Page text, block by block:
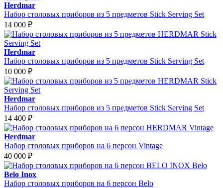
Herdmar
Набор столовых приборов из 5 предметов Stick Serving Set
14 000 ₽
Herdmar
Набор столовых приборов из 5 предметов Stick Serving Set
10 000 ₽
Herdmar
Набор столовых приборов из 5 предметов Stick Serving Set
14 400 ₽
Herdmar
Набор столовых приборов на 6 персон Vintage
40 000 ₽
Belo Inox
Набор столовых приборов на 6 персон Belo